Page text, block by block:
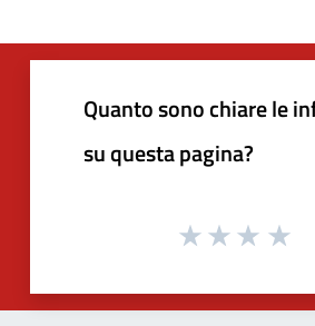
Quanto sono chiare le
su questa pagina?